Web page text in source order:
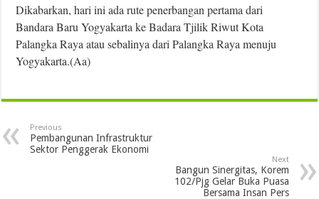
Dikabarkan, hari ini ada rute penerbangan pertama dari
Bandara Baru Yogyakarta ke Badara Tjilik Riwut Kota
Palangka Raya atau sebalinya dari Palangka Raya menuju
Yogyakarta.(Aa)
Previous
Pembangunan Infrastruktur
Sektor Penggerak Ekonomi
Next
Bangun Sinergitas, Korem
102/Pjg Gelar Buka Puasa
Bersama Insan Pers